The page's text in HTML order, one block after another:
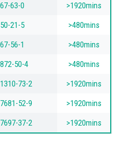
67-63-0
>1920mins
50-21-5
>480mins
67-56-1
>480mins
872-50-4
>480mins
1310-73-2
>1920mins
7681-52-9
>1920mins
7697-37-2 >1920mins